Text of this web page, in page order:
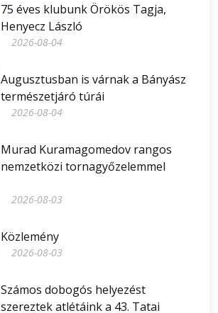
75 éves klubunk Örökös Tagja,
Henyecz László
2026-08-04
Augusztusban is várnak a Bányász
természetjáró túrái
2026-08-04
Murad Kuramagomedov rangos
nemzetközi tornagyőzelemmel
2026-08-03
Közlemény
2026-08-03
Számos dobogós helyezést
szereztek atlétáink a 43. Tatai